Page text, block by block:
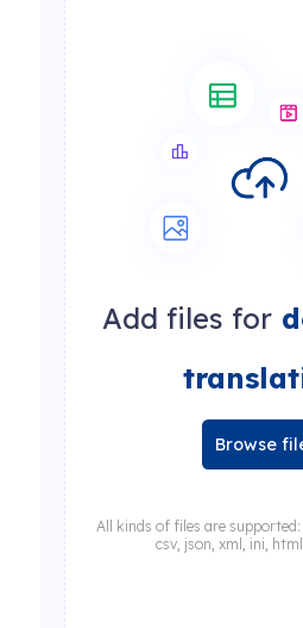
Add files for
Browse
All kinds of files are supported:
csv, json, xml, ini,